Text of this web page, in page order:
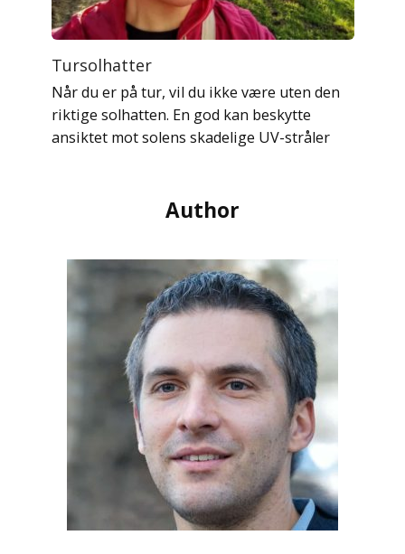
Tursolhatter
Når du er på tur, vil du ikke være uten den
riktige solhatten. En god kan beskytte
ansiktet mot solens skadelige UV-stråler
Author